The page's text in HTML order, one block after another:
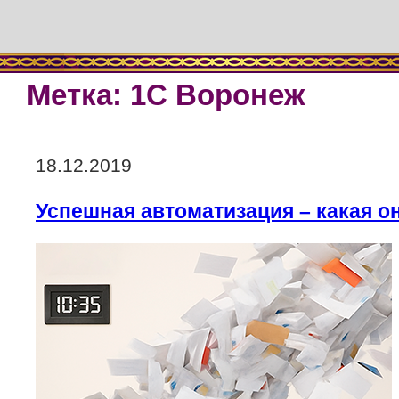
Метка: 1С Воронеж
Опубликовано
18.12.2019
Успешная автоматизация – какая